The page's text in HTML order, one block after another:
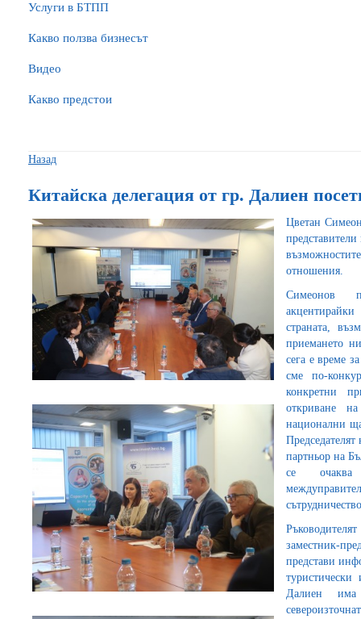
Услуги в БТПП
Какво ползва бизнесът
Видео
Какво предстои
Назад
Китайска делегация от гр. Далиен
Цветан
отношения.
Симеонов
страната,
приемането
сега е време
сме по-
конкретни
откриване
национални
партньор на
се очаква
заместник-
представи
Далиен има